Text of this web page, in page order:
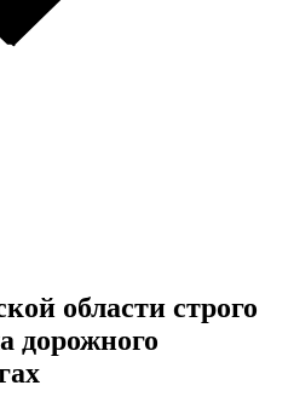
области строго
дорожного